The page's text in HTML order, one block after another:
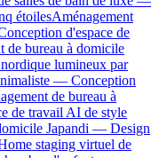
étoilesAménagement
d'espace de
de bureau à domicile
lumineux par
— Conception
de bureau à
de travail AI de style
Japandi — Design
staging virtuel de